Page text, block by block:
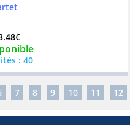
: 40
7 8 9 10 11 12